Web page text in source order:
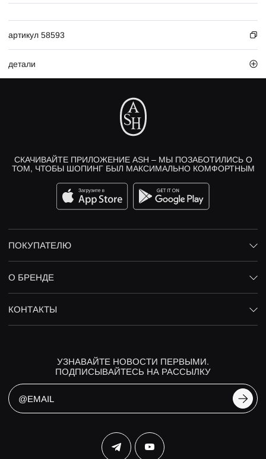
артикул 58593
детали
СКАЧИВАЙТЕ ПРИЛОЖЕНИЕ ASH – МЫ ПОЗАБОТИЛИСЬ О
ТОМ, ЧТОБЫ ШОПИНГ БЫЛ МАКСИМАЛЬНО КОМФОРТНЫМ
ПОКУПАТЕЛЮ
О БРЕНДЕ
КОНТАКТЫ
УЗНАВАЙТЕ НОВОСТИ ПЕРВЫМИ.
ПОДПИСЫВАЙТЕСЬ НА РАССЫЛКУ